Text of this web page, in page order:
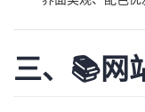
三、📚网